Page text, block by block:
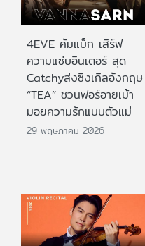
4EVE คัมแบ็ก เสิร์ฟ
ความแซ่บอินเตอร์ สุด
Catchyส่งซิงเกิลอังกฤษ
“TEA” ชวนฟอร์อายเม้า
มอยความรักแบบตัวแม่
29 พฤษภาคม 2026